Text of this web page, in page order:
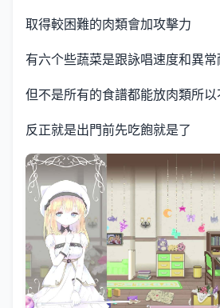
取得較困難的肉類會加攻擊力
有六个些蔬菜是跟詠唱速度和異常
但不是所有的食譜都能放肉類所
反正就是出門前先吃飽就是了